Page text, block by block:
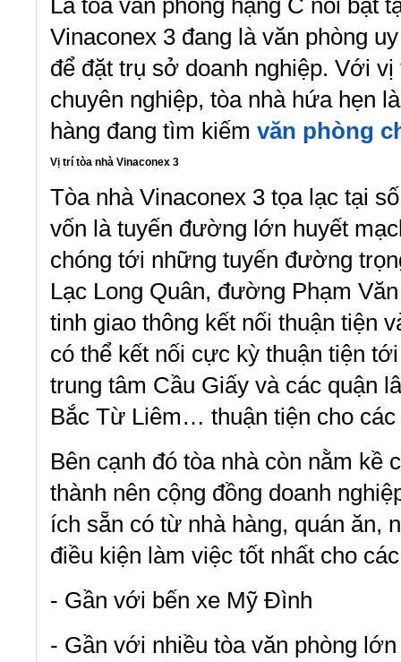
Là tòa văn phòng hạng C nổi bật
Vinaconex 3 đang là văn phòng
để đặt trụ sở doanh nghiệp. Với
chuyên nghiệp, tòa nhà hứa hẹn
hàng đang tìm kiếm văn phòng
Vị trí tòa nhà Vinaconex 3
Tòa nhà Vinaconex 3 tọa lạc tại
vốn là tuyến đường lớn huyết
chóng tới những tuyến đường
Lạc Long Quân, đường Phạm
tinh giao thông kết nối thuận tiện
có thể kết nối cực kỳ thuận tiện
trung tâm Cầu Giấy và các quận
Bắc Từ Liêm… thuận tiện cho
Bên cạnh đó tòa nhà còn nằm kề
thành nên cộng đồng doanh
ích sẵn có từ nhà hàng, quán ăn,
điều kiện làm việc tốt nhất cho
- Gần với bến xe Mỹ Đình
- Gần với nhiều tòa văn phòng